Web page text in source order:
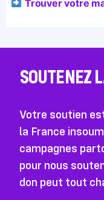
Trouver votre
SOUTENEZ
Votre soutien
la France
campagnes
pour nous
don peut tout